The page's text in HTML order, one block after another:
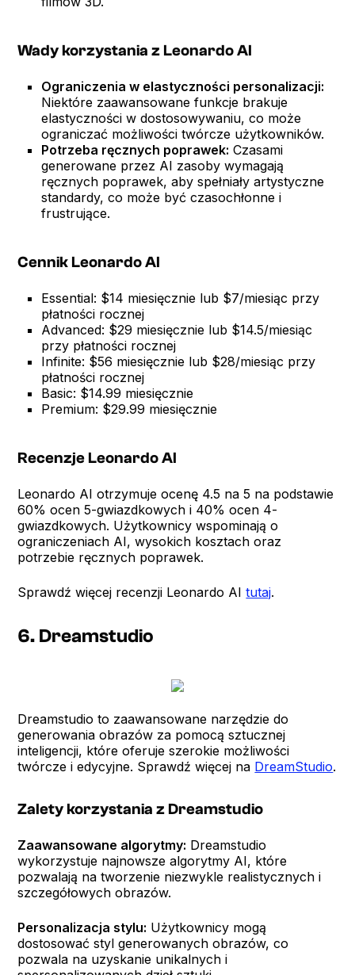
Wady korzystania z Leonardo AI
Ograniczenia w elastyczności personalizacji:
Niektóre zaawansowane funkcje brakuje
elastyczności w dostosowywaniu, co może
ograniczać możliwości twórcze użytkowników.
Potrzeba ręcznych poprawek: Czasami
generowane przez AI zasoby wymagają
ręcznych poprawek, aby spełniały artystyczne
standardy, co może być czasochłonne i
frustrujące.
Cennik Leonardo AI
Essential: $14 miesięcznie lub $7/miesiąc przy
płatności rocznej
Advanced: $29 miesięcznie lub $14.5/miesiąc
przy płatności rocznej
Infinite: $56 miesięcznie lub $28/miesiąc przy
płatności rocznej
Basic: $14.99 miesięcznie
Premium: $29.99 miesięcznie
Recenzje Leonardo AI
Leonardo AI otrzymuje ocenę 4.5 na 5 na podstawie
60% ocen 5-gwiazdkowych i 40% ocen 4-
gwiazdkowych. Użytkownicy wspominają o
ograniczeniach AI, wysokich kosztach oraz
potrzebie ręcznych poprawek.
Sprawdź więcej recenzji Leonardo AItutaj.
6. Dreamstudio
Dreamstudio to zaawansowane narzędzie do
generowania obrazów za pomocą sztucznej
inteligencji, które oferuje szerokie możliwości
twórcze i edycyjne. Sprawdź więcej na DreamStudio.
Zalety korzystania z Dreamstudio
Zaawansowane algorytmy: Dreamstudio
wykorzystuje najnowsze algorytmy AI, które
pozwalają na tworzenie niezwykle realistycznych i
szczegółowych obrazów.
Personalizacja stylu: Użytkownicy mogą
dostosować styl generowanych obrazów, co
pozwala na uzyskanie unikalnych i